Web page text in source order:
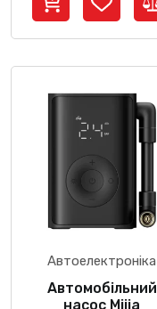
Автоелектроніка
Автомобільний
насос Mijia